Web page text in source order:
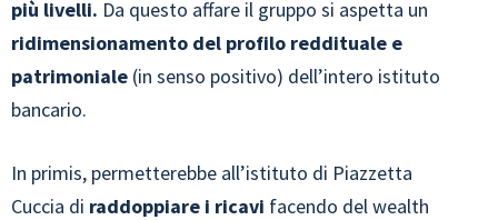
più livelli. Da questo affare il gruppo si aspetta un
ridimensionamento del profilo reddituale e
patrimoniale (in senso positivo) dell’intero istituto
bancario.
In primis, permetterebbe all’istituto di Piazzetta
Cuccia di raddoppiare i ricavi facendo del wealth